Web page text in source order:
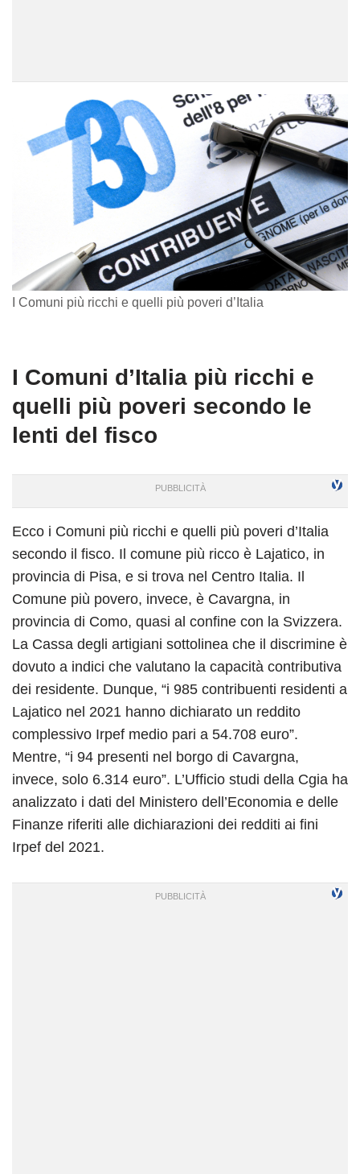
I Comuni più ricchi e quelli più poveri d’Italia
I Comuni d’Italia più ricchi e
quelli più poveri secondo le
lenti del fisco
Ecco i Comuni più ricchi e quelli più poveri d’Italia
secondo il fisco. Il comune più ricco è Lajatico, in
provincia di Pisa, e si trova nel Centro Italia. Il
Comune più povero, invece, è Cavargna, in
provincia di Como, quasi al confine con la Svizzera.
La Cassa degli artigiani sottolinea che il discrimine è
dovuto a indici che valutano la capacità contributiva
dei residente. Dunque, “i 985 contribuenti residenti a
Lajatico nel 2021 hanno dichiarato un reddito
complessivo Irpef medio pari a 54.708 euro”.
Mentre, “i 94 presenti nel borgo di Cavargna,
invece, solo 6.314 euro”. L’Ufficio studi della Cgia ha
analizzato i dati del Ministero dell’Economia e delle
Finanze riferiti alle dichiarazioni dei redditi ai fini
Irpef del 2021.